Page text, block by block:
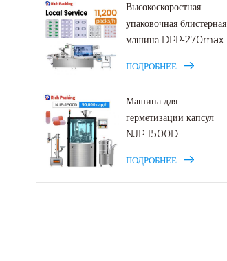
Высокоскоростная
упаковочная блистерная
машина DPP-270max
ПОДРОБНЕЕ
Машина для
герметизации капсул
NJP 1500D
ПОДРОБНЕЕ